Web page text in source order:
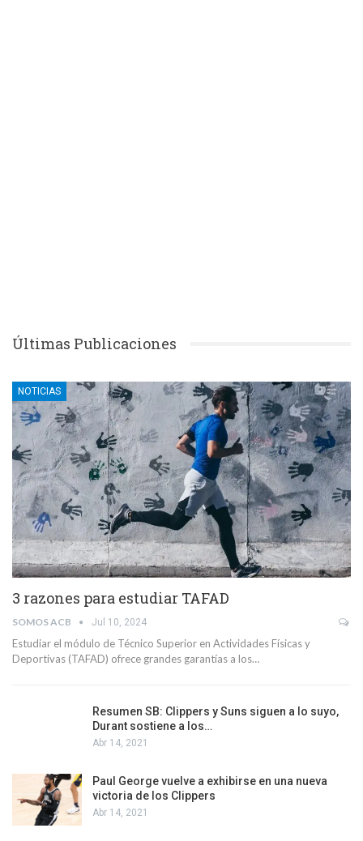
Últimas Publicaciones
NOTICIAS
3 razones para estudiar TAFAD
SOMOS ACB Jul 10, 2024
Estudiar el módulo de Técnico Superior en Actividades Físicas y
Deportivas (TAFAD) ofrece grandes garantías a los…
Resumen SB: Clippers y Suns siguen a lo suyo,
Durant sostiene a los…
Abr 14, 2021
Paul George vuelve a exhibirse en una nueva
victoria de los Clippers
Abr 14, 2021